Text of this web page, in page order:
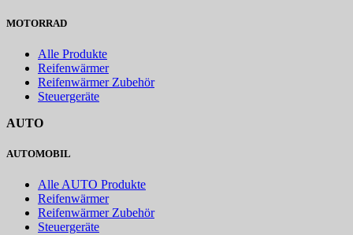
MOTORRAD
Alle Produkte
Reifenwärmer
Reifenwärmer Zubehör
Steuergeräte
AUTO
AUTOMOBIL
Alle AUTO Produkte
Reifenwärmer
Reifenwärmer Zubehör
Steuergeräte